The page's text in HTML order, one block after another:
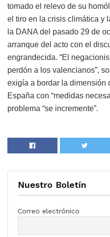
tomado el relevo de su
el tiro en la crisis climática y
la DANA del pasado 29 de
arranque del acto con el
engrandecida. “El
perdón a los valencianos”,
exigía a bordar la dimensión
España con “medidas
problema “se incremente”.
Nuestro Boletín
Correo electrónico